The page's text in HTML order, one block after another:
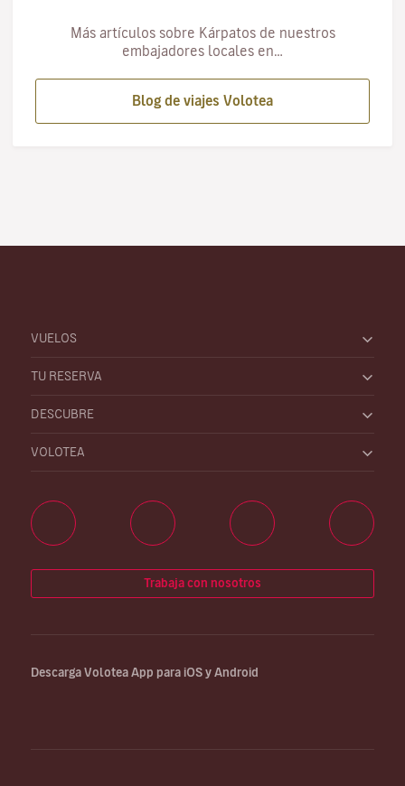
Más artículos sobre Kárpatos de nuestros
embajadores locales en…
Blog de viajes Volotea
VUELOS
TU RESERVA
DESCUBRE
VOLOTEA
Trabaja con nosotros
Descarga Volotea App para iOS y Android